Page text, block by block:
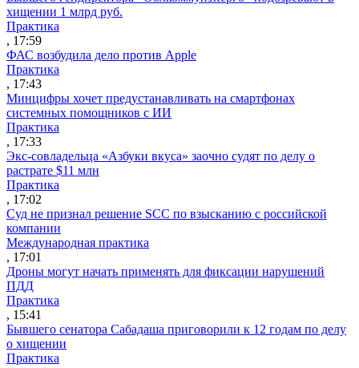
хищении 1 млрд руб.
Практика
, 17:59
ФАС возбудила дело против Apple
Практика
, 17:43
Минцифры хочет предустанавливать на смартфонах
системных помощников с ИИ
Практика
, 17:33
Экс-совладельца «Азбуки вкуса» заочно судят по делу о
растрате $11 млн
Практика
, 17:02
Суд не признал решение SCC по взысканию с российской
компании
Международная практика
, 17:01
Дроны могут начать применять для фиксации нарушений
ПДД
Практика
, 15:41
Бывшего сенатора Сабадаша приговорили к 12 годам по делу
о хищении
Практика